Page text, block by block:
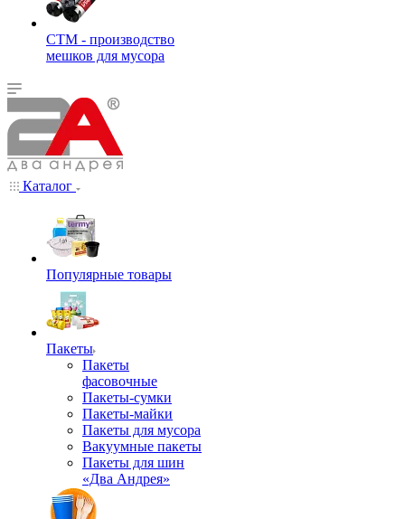
СТМ - производство
мешков для мусора
Каталог
Популярные товары
Пакеты
Пакеты
фасовочные
Пакеты-сумки
Пакеты-майки
Пакеты для мусора
Вакуумные пакеты
Пакеты для шин
«Два Андрея»